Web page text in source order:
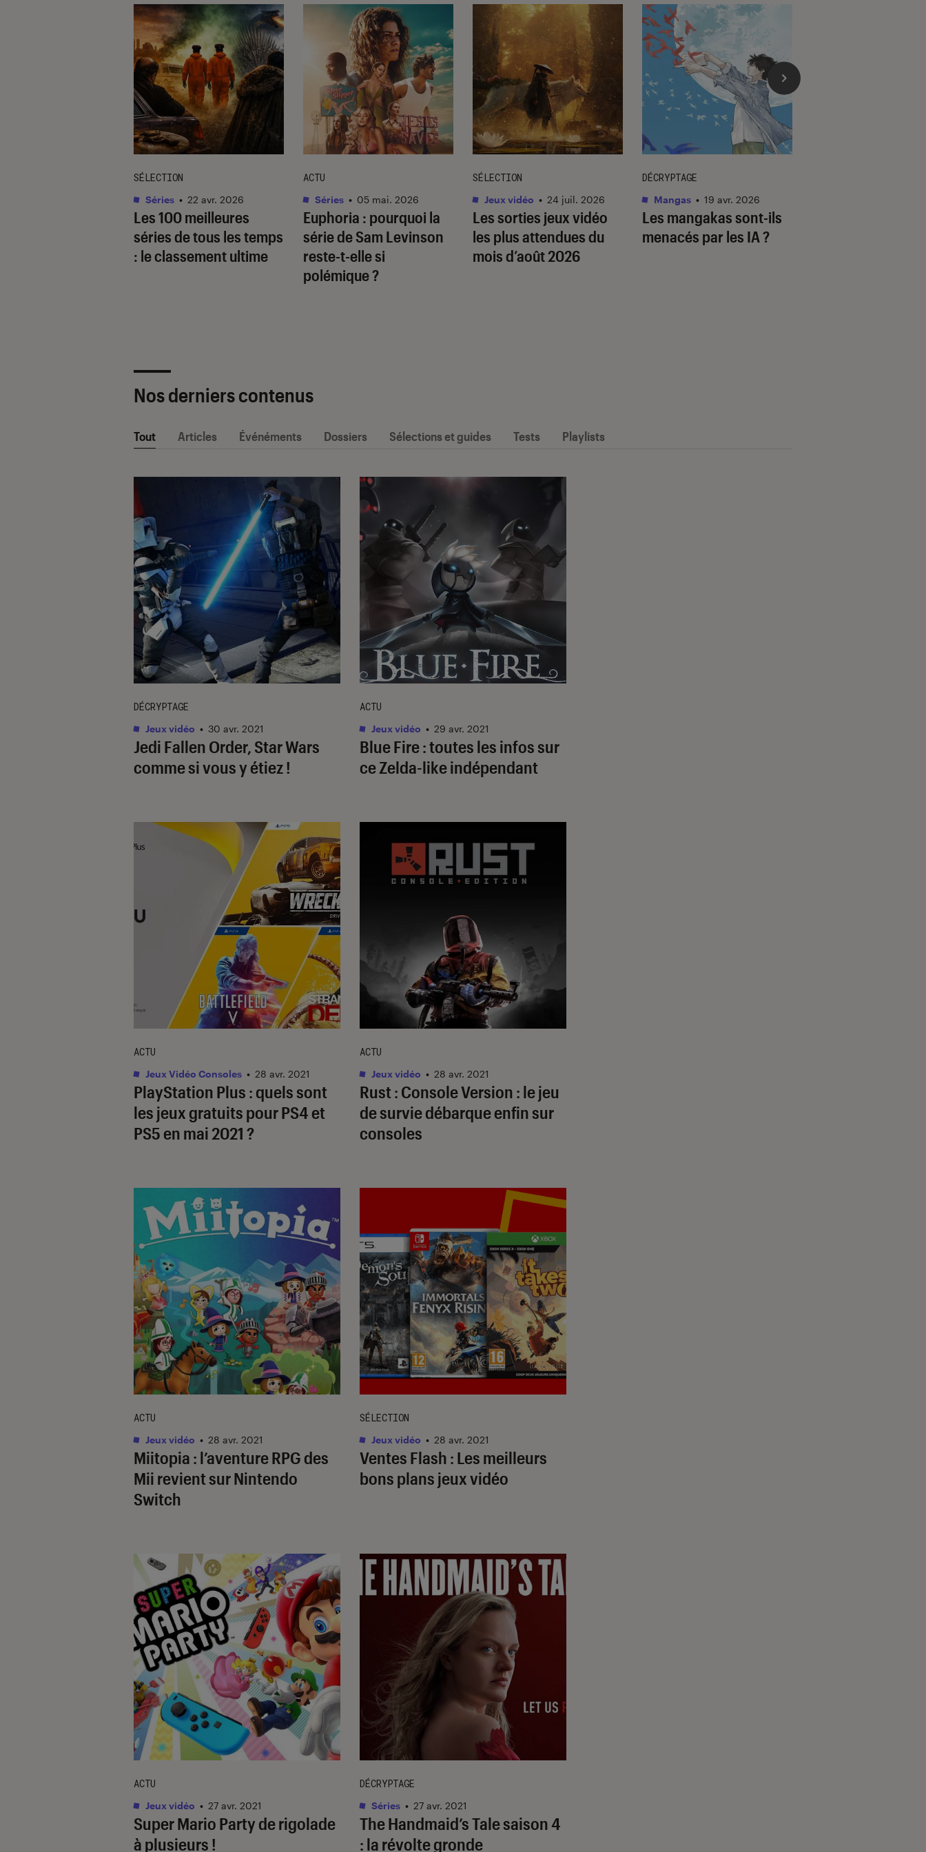
Les 100 meilleures
séries de tous les temps
: le classement ultime
SÉLECTION
Séries • 22 avr. 2026
Euphoria : pourquoi la
série de Sam Levinson
reste-t-elle si
polémique ?
ACTU
Séries • 05 mai. 2026
Les sorties jeux vidéo
les plus attendues du
mois d’août 2026
SÉLECTION
Jeux vidéo • 24 juil. 2026
Les mangakas sont-ils
menacés par les IA ?
DÉCRYPTAGE
Mangas • 19 avr. 2026
Nos derniers contenus
Tout Articles Événéments Dossiers Sélections et guides Tests Playlists
Jedi Fallen Order, Star Wars
comme si vous y étiez !
DÉCRYPTAGE
Jeux vidéo • 30 avr. 2021
Blue Fire : toutes les infos sur
ce Zelda-like indépendant
ACTU
Jeux vidéo • 29 avr. 2021
PlayStation Plus : quels sont
les jeux gratuits pour PS4 et
PS5 en mai 2021 ?
ACTU
Jeux Vidéo Consoles • 28 avr. 2021
Rust : Console Version : le jeu
de survie débarque enfin sur
consoles
ACTU
Jeux vidéo • 28 avr. 2021
Miitopia : l’aventure RPG des
Mii revient sur Nintendo
Switch
ACTU
Jeux vidéo • 28 avr. 2021
Ventes Flash : Les meilleurs
bons plans jeux vidéo
SÉLECTION
Jeux vidéo • 28 avr. 2021
Super Mario Party de rigolade
à plusieurs !
ACTU
Jeux vidéo • 27 avr. 2021
The Handmaid’s Tale saison 4
: la révolte gronde
DÉCRYPTAGE
Séries • 27 avr. 2021